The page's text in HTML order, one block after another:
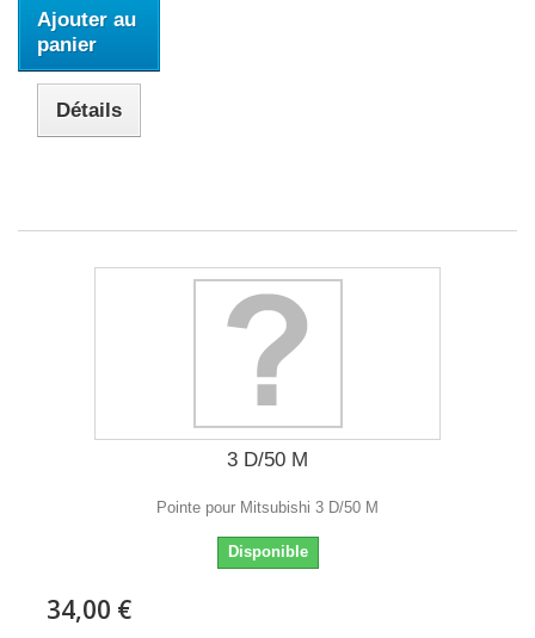
Ajouter au
panier
Détails
3 D/50 M
Pointe pour Mitsubishi 3 D/50 M
Disponible
34,00 €